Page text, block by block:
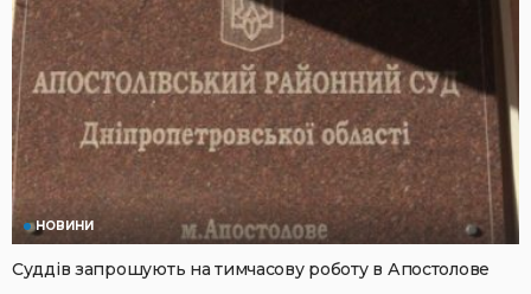
НОВИНИ
Суддів запрошують на тимчасову роботу в Апостолове